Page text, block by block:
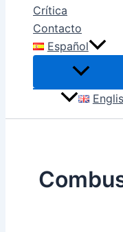
Crítica
Contacto
Español